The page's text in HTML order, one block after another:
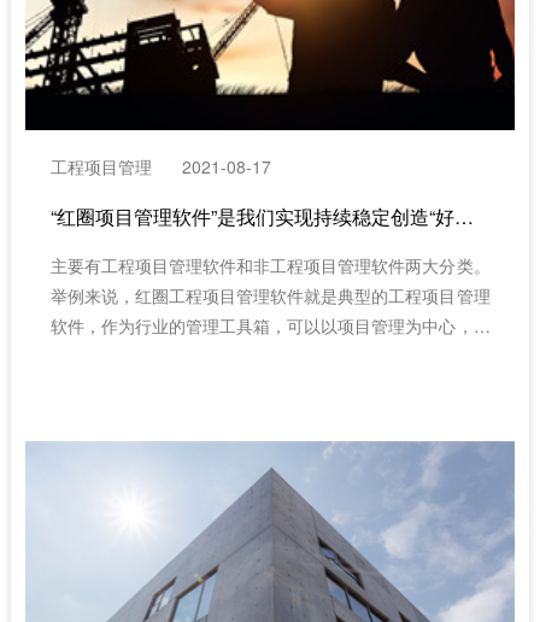
工程项目管理 2021-08-17
“红圈项目管理软件”是我们实现持续稳定创造“好产品”的“好助手”
主要有工程项目管理软件和非工程项目管理软件两大分类。
举例来说，红圈工程项目管理软件就是典型的工程项目管理
软件，作为行业的管理工具箱，可以以项目管理为中心，对